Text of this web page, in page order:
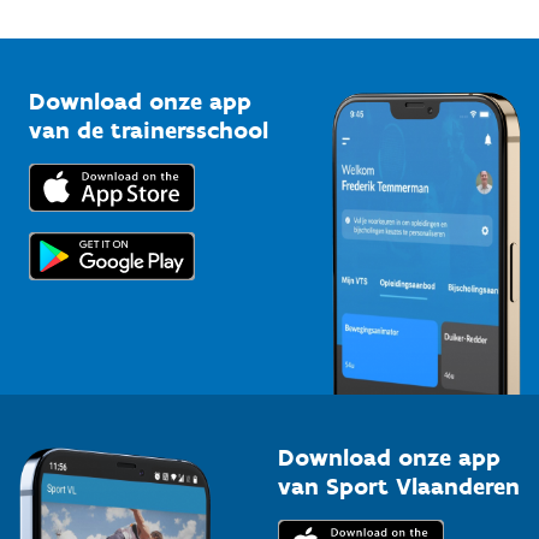
Bedrijven
Trainers en begeleiders
Topsporters
Vlaamse Trainersschool
Kennisplatform
Downloads
Voor de pers
Download onze app
van de trainersschool
Download onze app
van Sport Vlaanderen